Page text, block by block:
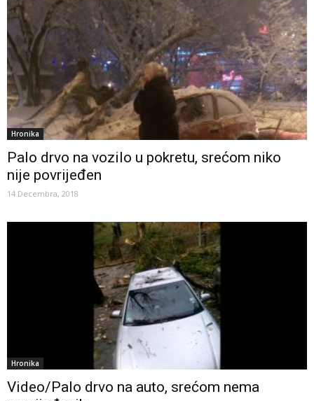
Hronika
Palo drvo na vozilo u pokretu, srećom niko
nije povrijeđen
14 Decembra, 2018
Hronika
Video/Palo drvo na auto, srećom nema